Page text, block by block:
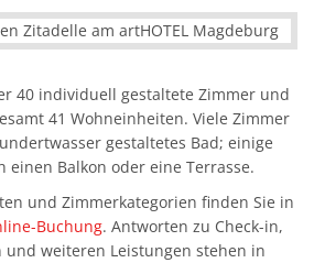
40 individuell gestaltete Zimmer und
41 Wohneinheiten. Viele Zimmer
gestaltetes Bad; einige
einen Balkon oder eine Terrasse.
und Zimmerkategorien finden Sie in
Buchung. Antworten zu Check-in,
und weiteren Leistungen stehen in